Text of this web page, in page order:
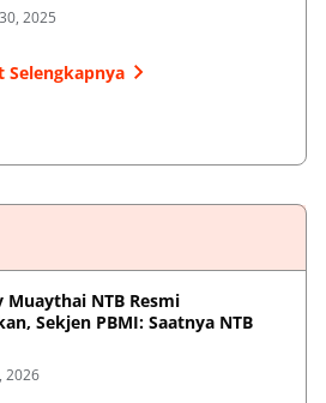
2025
Selengkapnya
Muaythai NTB Resmi
Sekjen PBMI: Saatnya NTB
2026